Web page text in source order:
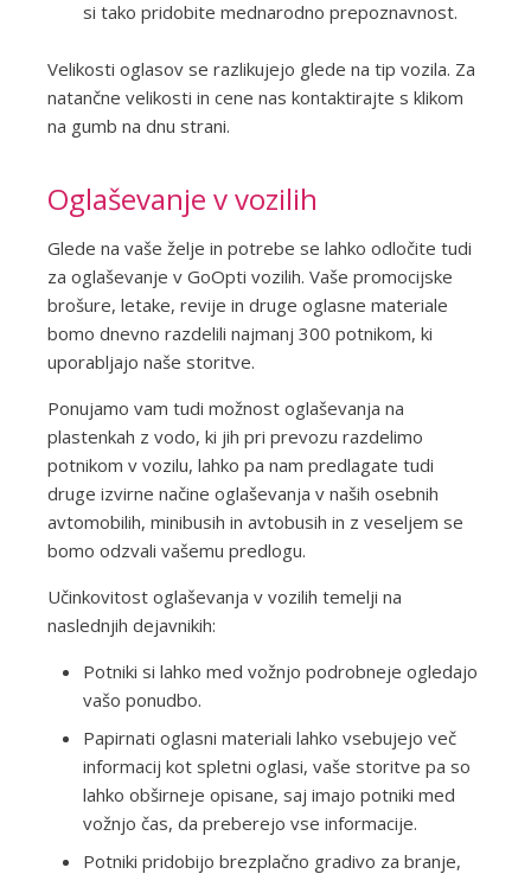
si tako pridobite mednarodno prepoznavnost.
Velikosti oglasov se razlikujejo glede na tip vozila. Za
natančne velikosti in cene nas kontaktirajte s klikom
na gumb na dnu strani.
Oglaševanje v vozilih
Glede na vaše želje in potrebe se lahko odločite tudi
za oglaševanje v GoOpti vozilih. Vaše promocijske
brošure, letake, revije in druge oglasne materiale
bomo dnevno razdelili najmanj 300 potnikom, ki
uporabljajo naše storitve.
Ponujamo vam tudi možnost oglaševanja na
plastenkah z vodo, ki jih pri prevozu razdelimo
potnikom v vozilu, lahko pa nam predlagate tudi
druge izvirne načine oglaševanja v naših osebnih
avtomobilih, minibusih in avtobusih in z veseljem se
bomo odzvali vašemu predlogu.
Učinkovitost oglaševanja v vozilih temelji na
naslednjih dejavnikih:
Potniki si lahko med vožnjo podrobneje ogledajo
vašo ponudbo.
Papirnati oglasni materiali lahko vsebujejo več
informacij kot spletni oglasi, vaše storitve pa so
lahko obširneje opisane, saj imajo potniki med
vožnjo čas, da preberejo vse informacije.
Potniki pridobijo brezplačno gradivo za branje,